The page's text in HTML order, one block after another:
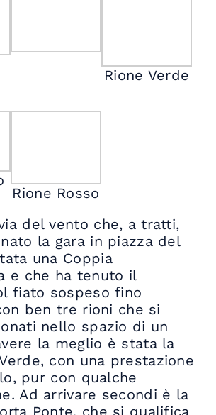
Rione Verde
Rione Rosso
del vento che, a tratti,
la gara in piazza del
una Coppia
e che ha tenuto il
fiato sospeso fino
ben tre rioni che si
nello spazio di un
la meglio è stata la
con una prestazione
pur con qualche
Ad arrivare secondi è la
Ponte, che si qualifica